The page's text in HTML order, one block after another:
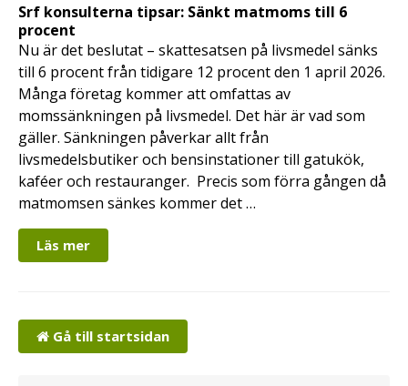
Srf konsulterna tipsar: Sänkt matmoms till 6
procent
Nu är det beslutat – skattesatsen på livsmedel sänks
till 6 procent från tidigare 12 procent den 1 april 2026.
Många företag kommer att omfattas av
momssänkningen på livsmedel. Det här är vad som
gäller. Sänkningen påverkar allt från
livsmedelsbutiker och bensinstationer till gatukök,
kaféer och restauranger. Precis som förra gången då
matmomsen sänkes kommer det …
Läs mer
Gå till startsidan